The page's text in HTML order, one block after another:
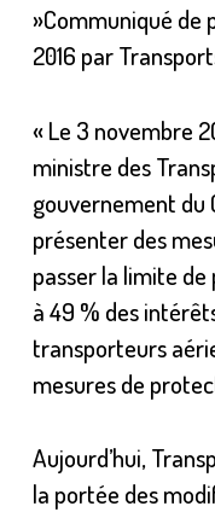
»Communiqué de
2016 par
« Le 3 novembre
ministre des
gouvernement du
présenter des
passer la limite
à 49 % des
transporteurs
mesures de
Aujourd’hui,
la portée des